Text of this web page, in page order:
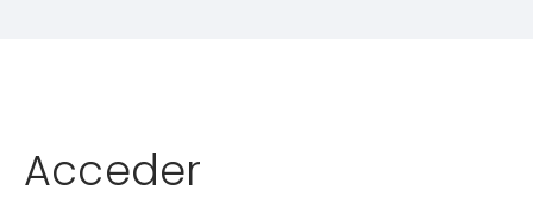
Acceder